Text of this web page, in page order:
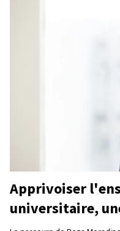
Apprivoiser
universitaire,